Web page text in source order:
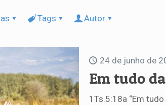
Tags Autor
24 de junho de
Em tudo
1Ts.5:18a “Em